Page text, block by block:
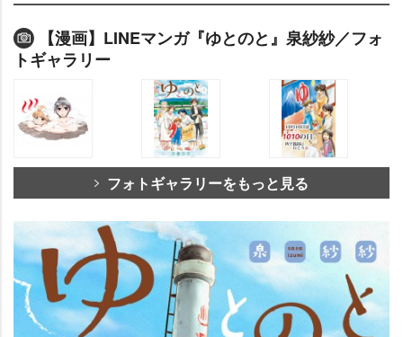
【漫画】LINEマンガ『ゆとのと』泉紗紗／フォ
トギャラリー
フォトギャラリーをもっと見る